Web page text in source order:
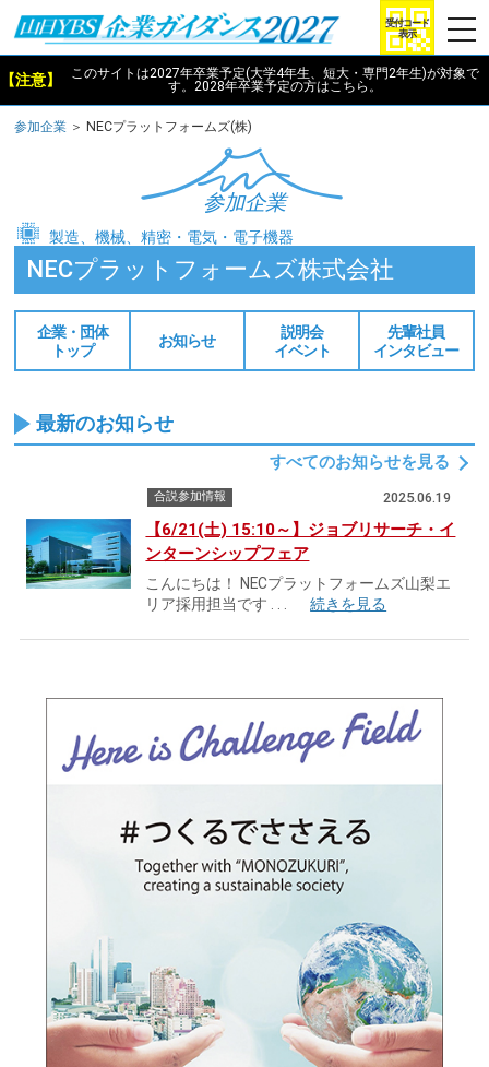
【注意】
このサイトは2027年卒業予定(大学4年生、短大・専門2年生)が対象で
す。2028年卒業予定の方はこちら 。
受付コード
表示
参加企業 ＞ NECプラットフォームズ(株)
参加企業
NECプラットフォームズ株式会社
製造、機械、精密・電気・電子機器
企業・団体
トップ
お知らせ
説明会
イベント
先輩社員
インタビュー
最新のお知らせ
すべてのお知らせを見る
2025.06.19
合説参加情報
【6/21(土) 15:10～】ジョブリサーチ・イ
ンターンシップフェア
こんにちは！ NECプラットフォームズ山梨エ
リア採用担当です . . . 続きを見る